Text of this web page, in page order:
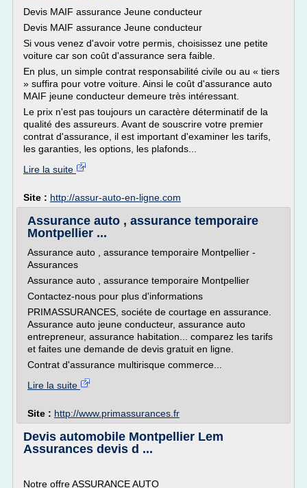
Devis MAIF assurance Jeune conducteur
Devis MAIF assurance Jeune conducteur
Si vous venez d'avoir votre permis, choisissez une petite
voiture car son coût d'assurance sera faible.
En plus, un simple contrat responsabilité civile ou au « tiers
» suffira pour votre voiture. Ainsi le coût d'assurance auto
MAIF jeune conducteur demeure très intéressant.
Le prix n'est pas toujours un caractère déterminatif de la
qualité des assureurs. Avant de souscrire votre premier
contrat d'assurance, il est important d'examiner les tarifs,
les garanties, les options, les plafonds...
Lire la suite
Site : http://assur-auto-en-ligne.com
Assurance auto , assurance temporaire
Montpellier ...
Assurance auto , assurance temporaire Montpellier -
Assurances
Assurance auto , assurance temporaire Montpellier
Contactez-nous pour plus d'informations
PRIMASSURANCES, sociéte de courtage en assurance.
Assurance auto jeune conducteur, assurance auto
entrepreneur, assurance habitation... comparez les tarifs
et faites une demande de devis gratuit en ligne.
Contrat d'assurance multirisque commerce...
Lire la suite
Site : http://www.primassurances.fr
Devis automobile Montpellier Lem
Assurances devis d ...
Notre offre ASSURANCE AUTO